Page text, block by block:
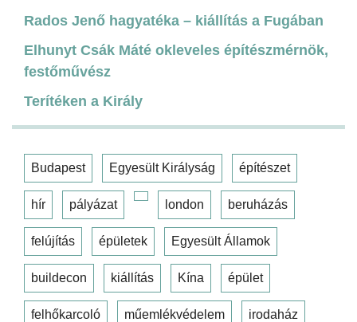
Rados Jenő hagyatéka – kiállítás a Fugában
Elhunyt Csák Máté okleveles építészmérnök,
festőművész
Terítéken a Király
Budapest Egyesült Királyság építészet
hír pályázat london beruházás
felújítás épületek Egyesült Államok
buildecon kiállítás Kína épület
felhőkarcoló műemlékvédelem irodaház